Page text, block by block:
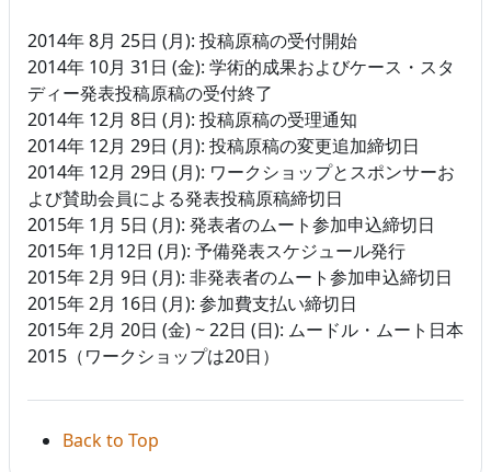
2014年 8月 25日 (月): 投稿原稿の受付開始
2014年 10月 31日 (金): 学術的成果およびケース・スタ
ディー発表投稿原稿の受付終了
2014年 12月 8日 (月): 投稿原稿の受理通知
2014年 12月 29日 (月): 投稿原稿の変更追加締切日
2014年 12月 29日 (月): ワークショップとスポンサーお
よび賛助会員による発表投稿原稿締切日
2015年 1月 5日 (月): 発表者のムート参加申込締切日
2015年 1月12日 (月): 予備発表スケジュール発行
2015年 2月 9日 (月): 非発表者のムート参加申込締切日
2015年 2月 16日 (月): 参加費支払い締切日
2015年 2月 20日 (金) ~ 22日 (日): ムードル・ムート日本
2015（ワークショップは20日）
Back to Top